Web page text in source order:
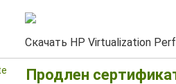
Скачать HP Virtualization
Продлен